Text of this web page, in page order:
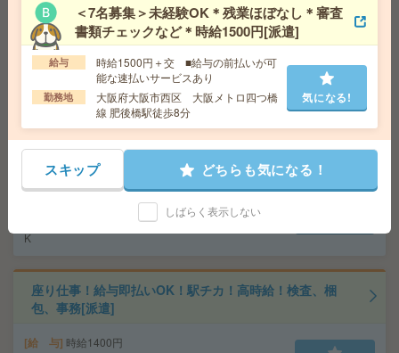
給 与 時給1500円＋交
交通費 ◆交通費実費支給※当社規定あり
勤務地 JRおおさか東線 JR長瀬駅 徒歩10分/近鉄大阪
線 長瀬駅 徒歩16分
気になる!
座り仕事！給与即払いOK！高時給！プリント基盤の検査
[派遣]
時給1300円
交通費支給有り
大阪府大阪市西成区徒歩10分 ※バイク通勤O
K
座り仕事！給与即払いOK！駅チカ！高時給！検査、梱
包、事務[派遣]
給 与 時給1400円
＜7名募集＞未経験OK＊残業ほぼなし＊審査
書類チェックなど＊時給1500円[派遣]
給与
時給1500円＋交 ■給与の前払いが可
能な速払いサービスあり
勤務地
大阪府大阪市西区 大阪メトロ四つ橋
線 肥後橋駅徒歩8分
気になる!
スキップ どちらも気になる！
しばらく表示しない